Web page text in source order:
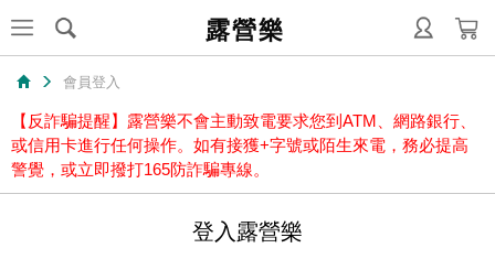
露營樂
會員登入
【反詐騙提醒】露營樂不會主動致電要求您到ATM、網路銀行、
或信用卡進行任何操作。如有接獲+字號或陌生來電，務必提高
警覺，或立即撥打165防詐騙專線。
登入露營樂